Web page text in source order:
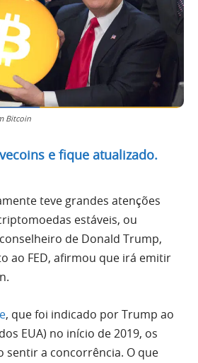
Bitcoin
e fique atualizado.
teve grandes atenções
estáveis, ou
de Donald Trump,
ao FED, afirmou que irá emitir
, que foi indicado por Trump ao
EUA) no início de 2019, os
sentir a concorrência. O que